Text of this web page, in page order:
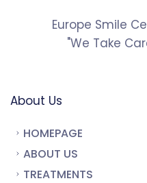
Europe Smile
"We Take
About Us
HOMEPAGE
ABOUT US
TREATMENTS